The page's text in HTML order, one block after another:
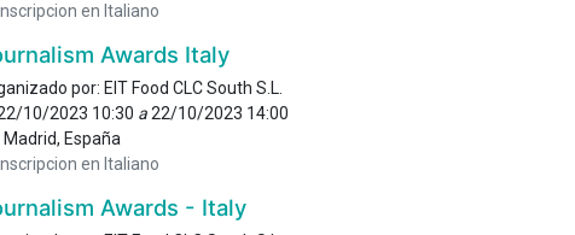
Inscripcion en Italiano
Awards Italy
por: EIT Food CLC South S.L.
10/2023 10:30 a22/10/2023 14:00
Madrid, España
Inscripcion en Italiano
Awards - Italy